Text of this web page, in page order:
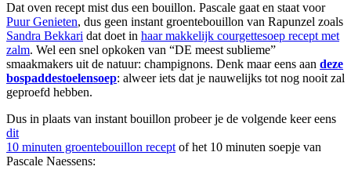
Dat oven recept mist dus een bouillon. Pascale gaat en staat voor
Puur Genieten, dus geen instant groentebouillon van Rapunzel zoals
Sandra Bekkari dat doet in haar makkelijk courgettesoep recept met
zalm. Wel een snel opkoken van “DE meest sublieme”
smaakmakers uit de natuur: champignons. Denk maar eens aan deze
bospaddestoelensoep: alweer iets dat je nauwelijks tot nog nooit zal
geproefd hebben.
Dus in plaats van instant bouillon probeer je de volgende keer eens
dit
10 minuten groentebouillon recept of het 10 minuten soepje van
Pascale Naessens: